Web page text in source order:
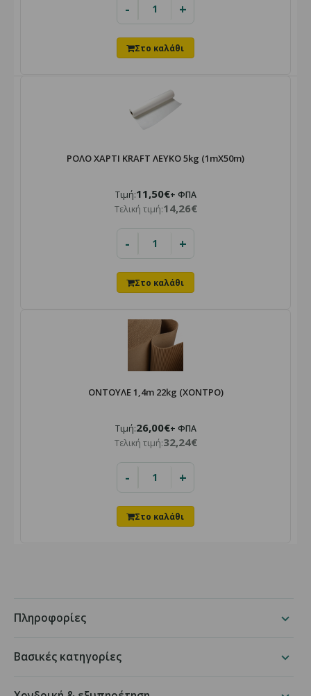
- +
ΡΟΛΟ ΧΑΡΤΙ KRAFT ΛΕΥΚΟ 5kg (1mX50m)
Τιμή:11,50€+ ΦΠΑ
Τελική τιμή:14,26€
- +
ΟΝΤΟΥΛΕ 1,4m 22kg (ΧΟΝΤΡΟ)
Τιμή:26,00€+ ΦΠΑ
Τελική τιμή:32,24€
- +
Πληροφορίες
Βασικές κατηγορίες